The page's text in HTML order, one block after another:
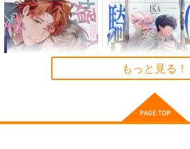
【クリエイティアイラ
スト展】クリアファイ
ルセット わいっしゅ
クリエイティア
【クリエイティア
スト展】缶バッジ
ト わいっしゅ
クリエイティア
990円 （税込）
サンプル
もっと見る！